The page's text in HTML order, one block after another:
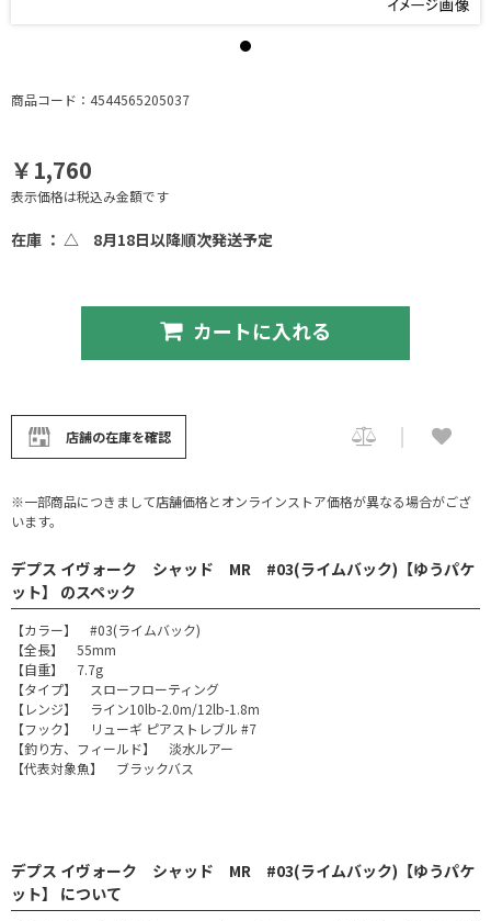
商品コード：4544565205037
￥1,760
表示価格は税込み金額です
在庫 ： △ 8月18日以降順次発送予定
カートに入れる
店舗の在庫を確認
※一部商品につきまして店舗価格とオンラインストア価格が異なる場合がござ
います。
デプス イヴォーク シャッド MR #03(ライムバック)【ゆうパケ
ット】 のスペック
【カラー】 #03(ライムバック)
【全長】 55mm
【自重】 7.7g
【タイプ】 スローフローティング
【レンジ】 ライン10lb-2.0m/12lb-1.8m
【フック】 リューギ ピアストレブル #7
【釣り方、フィールド】 淡水ルアー
【代表対象魚】 ブラックバス
デプス イヴォーク シャッド MR #03(ライムバック)【ゆうパケ
ット】 について